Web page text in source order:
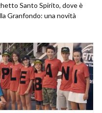
Santo Spirito, dove è
Granfondo: una novità